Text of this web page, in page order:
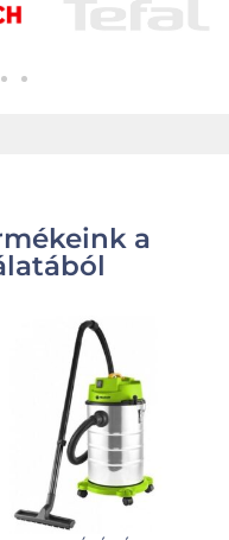
a